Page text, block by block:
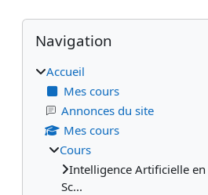
Blocs
Passer Navigation
Navigation
Accueil
Mes cours
Annonces du site
Mes cours
Cours
Intelligence Artificielle
Sc...